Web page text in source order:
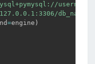
=engine )